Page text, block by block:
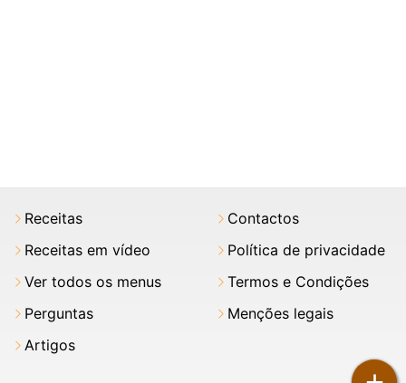
Receitas
Receitas em vídeo
Ver todos os menus
Perguntas
Artigos
Contactos
Política de privacidade
Termos e Condições
Menções legais